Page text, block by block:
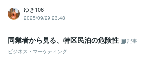
ゆき106
2025/09/29 23:48
同業者から見る、特区民泊の危険性
記事
ビジネス・マーケティング